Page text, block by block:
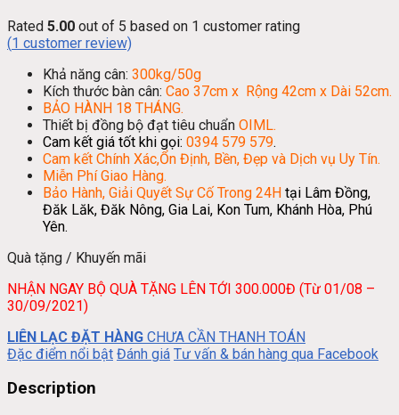
Rated 5.00 out of 5 based on 1 customer rating
(1 customer review)
Khả năng cân: 300kg/50g
Kích thước bàn cân: Cao 37cm x Rộng 42cm x Dài 52cm.
BẢO HÀNH 18 THÁNG.
Thiết bị đồng bộ đạt tiêu chuẩn OIML.
Cam kết giá tốt khi gọi: 0394 579 579.
Cam kết Chính Xác,Ổn Định, Bền, Đẹp và Dịch vụ Uy Tín.
Miễn Phí Giao Hàng.
Bảo Hành, Giải Quyết Sự Cố Trong 24H tại Lâm Đồng,
Đăk Lăk, Đăk Nông, Gia Lai, Kon Tum, Khánh Hòa, Phú
Yên.
Quà tặng / Khuyến mãi
NHẬN NGAY BỘ QUÀ TẶNG LÊN TỚI 300.000Đ (Từ 01/08 –
30/09/2021)
LIÊN LẠC ĐẶT HÀNG CHƯA CẦN THANH TOÁN
Đặc điểm nổi bật Đánh giá Tư vấn & bán hàng qua Facebook
Description